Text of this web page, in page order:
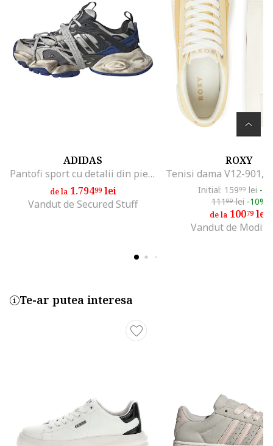
ADIDAS
Pantofi sport cu detalii din piele intoarsa Vento XLG Deluxe
de la1.79499lei
Vandut de Secured Stuff
ROXY
Initial: 15999 lei -
11199lei -10%
de la 10079lei
Vandut de
Te-ar putea interesa